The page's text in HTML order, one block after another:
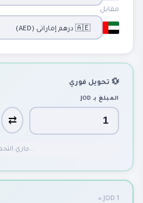
مقابل
💱 تحويل فوري
المبلغ بـ JOD
⇄
جاري التحميل...
1 JOD =